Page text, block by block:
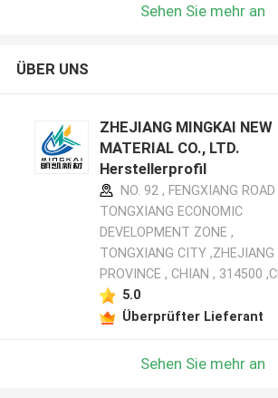
Sehen Sie mehr an
ÜBER UNS
ZHEJIANG MINGKAI NEW
MATERIAL CO., LTD.
Herstellerprofil
NO. 92 , FENGXIANG ROAD
TONGXIANG ECONOMIC
DEVELOPMENT ZONE ,
TONGXIANG CITY ,ZHEJIANG
PROVINCE , CHIAN , 314500
5.0
Überprüfter Lieferant
Sehen Sie mehr an